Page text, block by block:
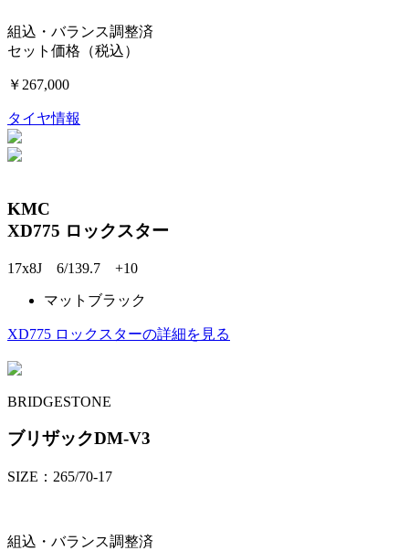
組込・バランス調整済
セット価格（税込）
￥267,000
タイヤ情報
KMC
XD775 ロックスター
17x8J 6/139.7 +10
マットブラック
XD775 ロックスターの詳細を見る
BRIDGESTONE
ブリザックDM-V3
SIZE：265/70-17
組込・バランス調整済